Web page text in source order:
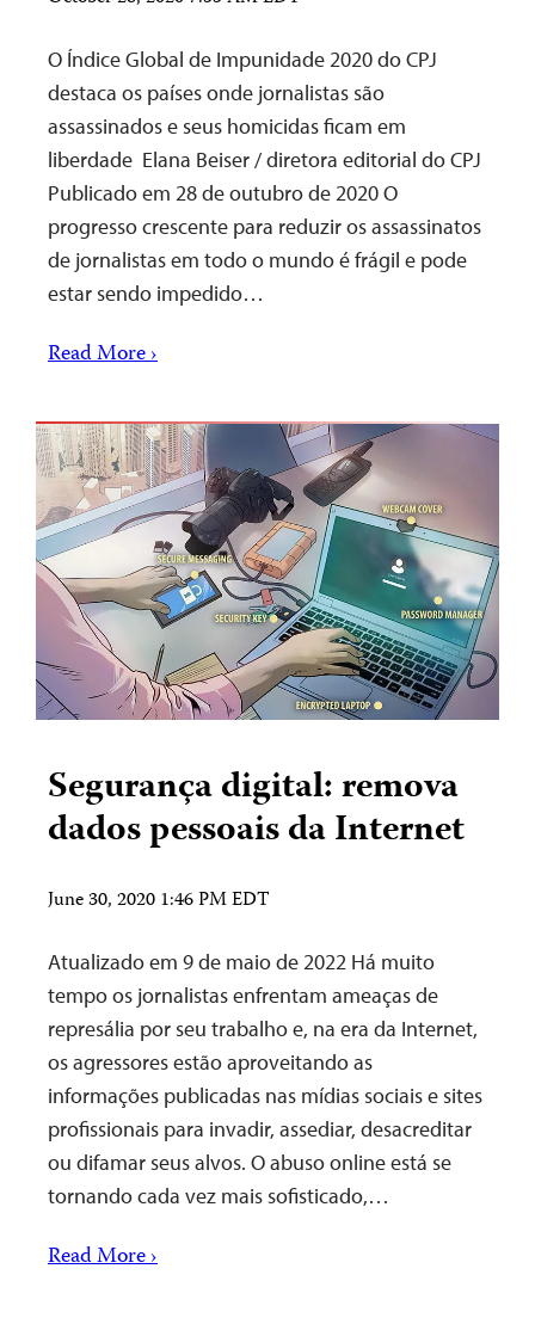
O Índice Global de Impunidade 2020 do CPJ
destaca os países onde jornalistas são
assassinados e seus homicidas ficam em
liberdade Elana Beiser / diretora editorial do CPJ
Publicado em 28 de outubro de 2020 O
progresso crescente para reduzir os assassinatos
de jornalistas em todo o mundo é frágil e pode
estar sendo impedido…
Read More ›
Segurança digital: remova
dados pessoais da Internet
June 30, 2020 1:46 PM EDT
Atualizado em 9 de maio de 2022 Há muito
tempo os jornalistas enfrentam ameaças de
represália por seu trabalho e, na era da Internet,
os agressores estão aproveitando as
informações publicadas nas mídias sociais e sites
profissionais para invadir, assediar, desacreditar
ou difamar seus alvos. O abuso online está se
tornando cada vez mais sofisticado,…
Read More ›